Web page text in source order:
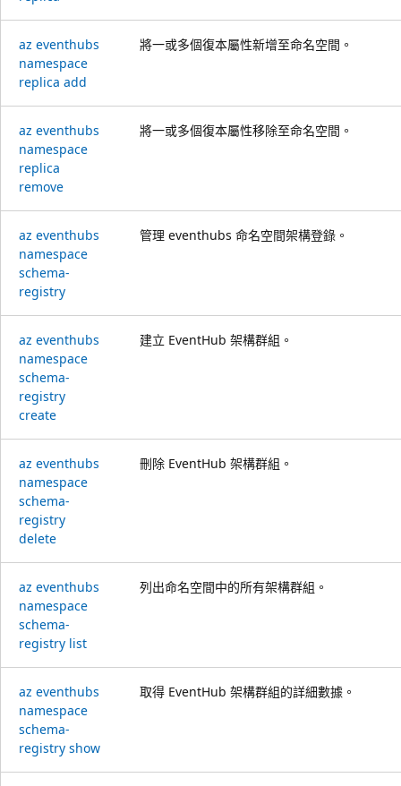
az eventhubs
namespace
replica add
將一或多個復本屬性新增至命名空間。
az eventhubs
namespace
replica
remove
將一或多個復本屬性移除至命名空間。
az eventhubs
namespace
schema-
registry
管理 eventhubs 命名空間架構登錄。
az eventhubs
namespace
schema-
registry
create
建立 EventHub 架構群組。
az eventhubs
namespace
schema-
registry
delete
刪除 EventHub 架構群組。
az eventhubs
namespace
schema-
registry list
列出命名空間中的所有架構群組。
az eventhubs
namespace
schema-
registry show
取得 EventHub 架構群組的詳細數據。